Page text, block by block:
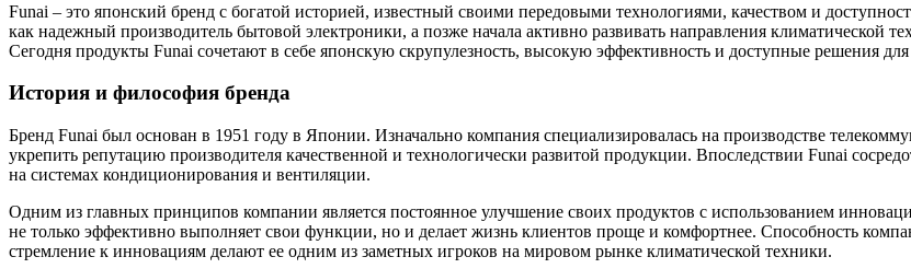
Funai – это японский бренд с богатой историей, известный своими передовыми технологиями, качеством и
как надежный производитель бытовой электроники, а позже начала активно развивать направления климатической
Сегодня продукты Funai сочетают в себе японскую скрупулезность, высокую эффективность и доступные решения
История и философия бренда
Бренд Funai был основан в 1951 году в Японии. Изначально компания специализировалась на производстве
укрепить репутацию производителя качественной и технологически развитой продукции. Впоследствии Funai
на системах кондиционирования и вентиляции.
Одним из главных принципов компании является постоянное улучшение своих продуктов с использованием
не только эффективно выполняет свои функции, но и делает жизнь клиентов проще и комфортнее. Способность
стремление к инновациям делают ее одним из заметных игроков на мировом рынке климатической техники.